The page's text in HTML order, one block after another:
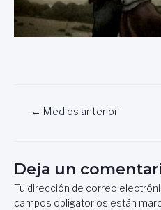
Navegación
← Medios anterior
Deja un
Tu dirección de correo
campos obligatorios están